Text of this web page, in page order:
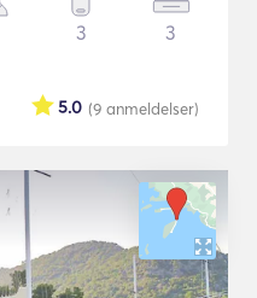
3 3
(9 anmeldelser)
5.0